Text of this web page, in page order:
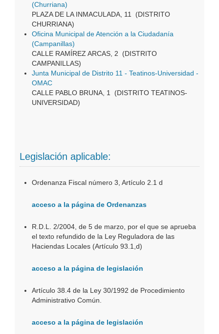
(Churriana)
PLAZA DE LA INMACULADA, 11 (DISTRITO
CHURRIANA)
Oficina Municipal de Atención a la Ciudadanía
(Campanillas)
CALLE RAMÍREZ ARCAS, 2 (DISTRITO
CAMPANILLAS)
Junta Municipal de Distrito 11 - Teatinos-Universidad -
OMAC
CALLE PABLO BRUNA, 1 (DISTRITO TEATINOS-
UNIVERSIDAD)
Legislación aplicable:
Ordenanza Fiscal número 3, Artículo 2.1 d
acceso a la página de Ordenanzas
R.D.L. 2/2004, de 5 de marzo, por el que se aprueba
el texto refundido de la Ley Reguladora de las
Haciendas Locales (Artículo 93.1,d)
acceso a la página de legislación
Artículo 38.4 de la Ley 30/1992 de Procedimiento
Administrativo Común.
acceso a la página de legislación